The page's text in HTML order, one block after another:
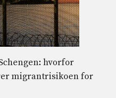
hvorfor
migrantrisikoen for